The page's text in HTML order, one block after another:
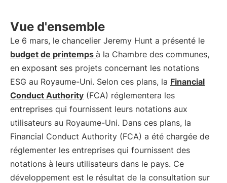
Vue d'ensemble
Le 6 mars, le chancelier Jeremy Hunt a présenté le
budget de printemps à la Chambre des communes,
en exposant ses projets concernant les notations
ESG au Royaume-Uni. Selon ces plans, la Financial
Conduct Authority (FCA) réglementera les
entreprises qui fournissent leurs notations aux
utilisateurs au Royaume-Uni. Dans ces plans, la
Financial Conduct Authority (FCA) a été chargée de
réglementer les entreprises qui fournissent des
notations à leurs utilisateurs dans le pays. Ce
développement est le résultat de la consultation sur